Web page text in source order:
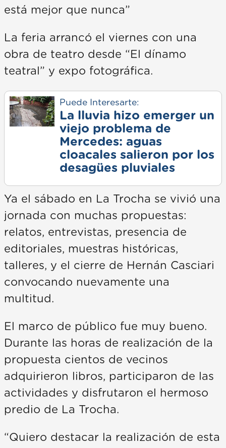
está mejor que nunca”
La feria arrancó el viernes con una
obra de teatro desde “El dínamo
teatral” y expo fotográfica.
Puede Interesarte:
La lluvia hizo emerger un
viejo problema de
Mercedes: aguas
cloacales salieron por los
desagües pluviales
Ya el sábado en La Trocha se vivió una
jornada con muchas propuestas:
relatos, entrevistas, presencia de
editoriales, muestras históricas,
talleres, y el cierre de Hernán Casciari
convocando nuevamente una
multitud.
El marco de público fue muy bueno.
Durante las horas de realización de la
propuesta cientos de vecinos
adquirieron libros, participaron de las
actividades y disfrutaron el hermoso
predio de La Trocha.
“Quiero destacar la realización de esta